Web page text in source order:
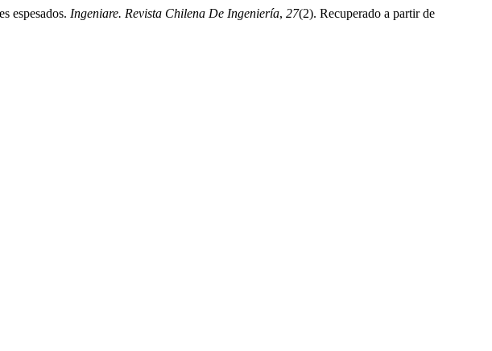
espesados. Ingeniare. Revista Chilena De Ingeniería, 27(2). Recuperado a partir de